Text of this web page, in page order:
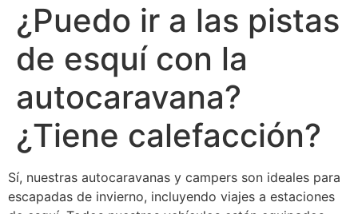
¿Puedo ir a las pistas
de esquí con la
autocaravana?
¿Tiene calefacción?
Sí, nuestras autocaravanas y campers son ideales para
escapadas de invierno, incluyendo viajes a estaciones